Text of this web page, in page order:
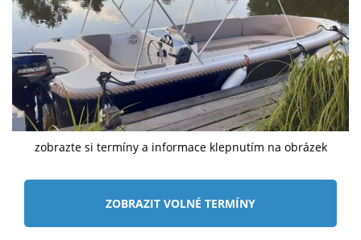
zobrazte si termíny a informace klepnutím na obrázek
ZOBRAZIT VOLNÉ TERMÍNY